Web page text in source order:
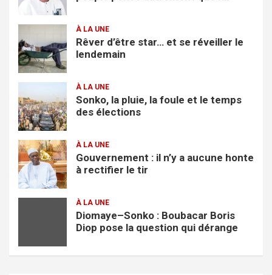
À LA UNE
Rêver d’être star… et se réveiller le
lendemain
À LA UNE
Sonko, la pluie, la foule et le temps
des élections
À LA UNE
Gouvernement : il n’y a aucune honte
à rectifier le tir
À LA UNE
Diomaye–Sonko : Boubacar Boris
Diop pose la question qui dérange